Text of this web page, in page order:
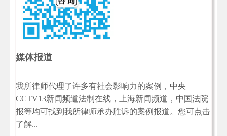
媒体报道
我所律师代理了许多有社会影响力的案例，中央
CCTV13新闻频道法制在线，上海新闻频道，中国法院
报等均可找到我所律师承办胜诉的案例报道。您可点击
了解...